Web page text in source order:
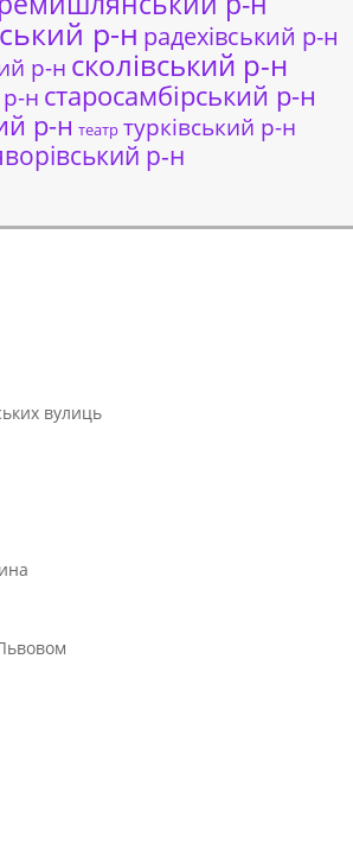
р-н радехівський р-н
р-н сколівський р-н
н старосамбірський р-н
р-н театр турківський р-н
р-н
вулиць